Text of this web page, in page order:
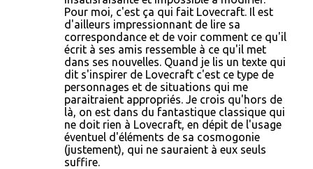
Pour moi, c'est ça qui fait Lovecraft. Il est
d'ailleurs impressionnant de lire sa
correspondance et de voir comment ce qu'il
écrit à ses amis ressemble à ce qu'il met
dans ses nouvelles. Quand je lis un texte qui
dit s'inspirer de Lovecraft c'est ce type de
personnages et de situations qui me
paraitraient appropriés. Je crois qu'hors de
là, on est dans du fantastique classique qui
ne doit rien à Lovecraft, en dépit de l'usage
éventuel d'éléments de sa cosmogonie
(justement), qui ne sauraient à eux seuls
suffire.